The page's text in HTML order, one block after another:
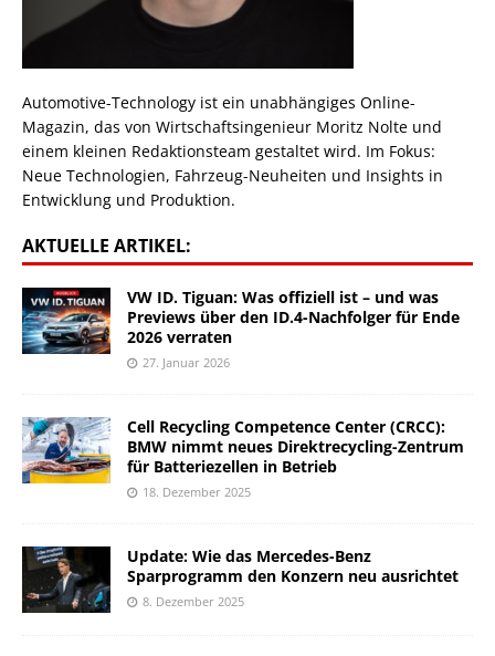
Automotive-Technology ist ein unabhängiges Online-
Magazin, das von Wirtschaftsingenieur Moritz Nolte und
einem kleinen Redaktionsteam gestaltet wird. Im Fokus:
Neue Technologien, Fahrzeug-Neuheiten und Insights in
Entwicklung und Produktion.
AKTUELLE ARTIKEL:
VW ID. Tiguan: Was offiziell ist – und was
Previews über den ID.4-Nachfolger für Ende
2026 verraten
27. Januar 2026
Cell Recycling Competence Center (CRCC):
BMW nimmt neues Direktrecycling-Zentrum
für Batteriezellen in Betrieb
18. Dezember 2025
Update: Wie das Mercedes-Benz
Sparprogramm den Konzern neu ausrichtet
8. Dezember 2025